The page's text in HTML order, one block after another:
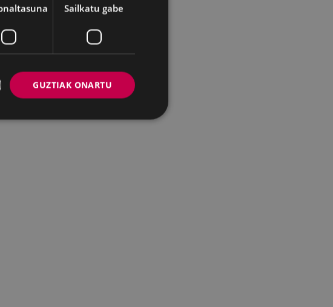
zen Eibarrek
udalarena
Sailkatu gabe
GUZTIAK ONARTU